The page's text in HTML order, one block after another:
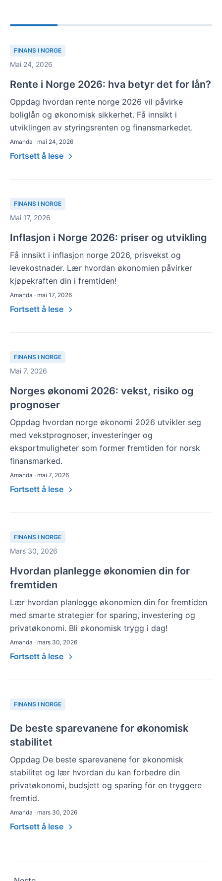
FINANS I NORGE
Mai 24, 2026
Rente i Norge 2026: hva betyr det for lån?
Oppdag hvordan rente norge 2026 vil påvirke
boliglån og økonomisk sikkerhet. Få innsikt i
utviklingen av styringsrenten og finansmarkedet.
Amanda · mai 24, 2026
Fortsett å lese
FINANS I NORGE
Mai 17, 2026
Inflasjon i Norge 2026: priser og utvikling
Få innsikt i inflasjon norge 2026, prisvekst og
levekostnader. Lær hvordan økonomien påvirker
kjøpekraften din i fremtiden!
Amanda · mai 17, 2026
Fortsett å lese
FINANS I NORGE
Mai 7, 2026
Norges økonomi 2026: vekst, risiko og
prognoser
Oppdag hvordan norge økonomi 2026 utvikler seg
med vekstprognoser, investeringer og
eksportmuligheter som former fremtiden for norsk
finansmarked.
Amanda · mai 7, 2026
Fortsett å lese
FINANS I NORGE
Mars 30, 2026
Hvordan planlegge økonomien din for
fremtiden
Lær hvordan planlegge økonomien din for fremtiden
med smarte strategier for sparing, investering og
privatøkonomi. Bli økonomisk trygg i dag!
Amanda · mars 30, 2026
Fortsett å lese
FINANS I NORGE
De beste sparevanene for økonomisk
stabilitet
Oppdag De beste sparevanene for økonomisk
stabilitet og lær hvordan du kan forbedre din
privatøkonomi, budsjett og sparing for en tryggere
fremtid.
Amanda · mars 30, 2026
Fortsett å lese